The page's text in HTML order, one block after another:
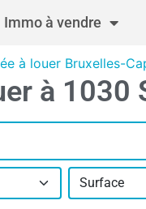
Immo à vendre
à louer Bruxelles-
à 1030
Surface